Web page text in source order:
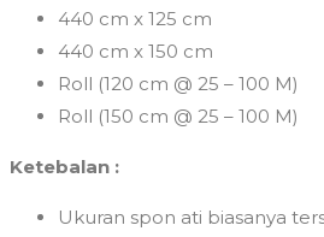
440 cm x 125 cm
440 cm x 150 cm
Roll (120 cm @ 25 – 100 M)
Roll (150 cm @ 25 – 100 M)
Ketebalan :
Ukuran spon ati biasanya